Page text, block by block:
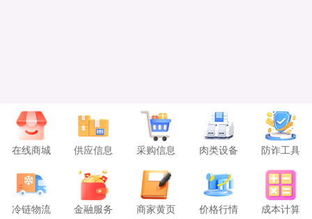
在线商城 供应信息 采购信息 肉类设备 防诈工具
冷链物流 金融服务 商家黄页 价格行情 成本计算